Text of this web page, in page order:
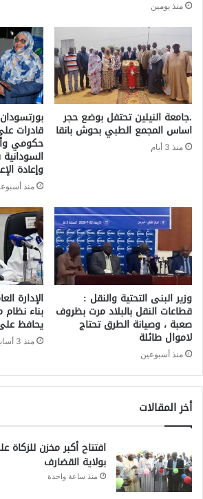
منذ يومين
.جامعة النيلين تحتفل بوضع حجر
اساس المجمع الطبي بحوش بانقا
منذ 3 أيام
قادرات
حكومي
وإعادة
منذ
وزير البنى التحتية والنقل :
قطاعات النقل بالبلاد مرت بظروف
صعبة ، وصيانة الطرق تحتاج
لاموال طائلة
منذ أسبوعين
الإدارة
بناء
يحافظ
منذ 3 أسابيع
أخر المقالات
افتتاح أكبر مخزن
بولاية القضارف
منذ ساعة واحدة